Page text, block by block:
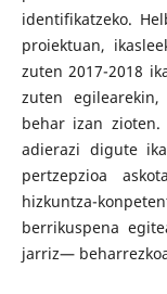
identifikatzeko.
proiektuan,
zuten 2017-2018
zuten
behar izan zioten.
adierazi digute
pertzepzioa
hizkuntza-
berrikuspena
jarriz—